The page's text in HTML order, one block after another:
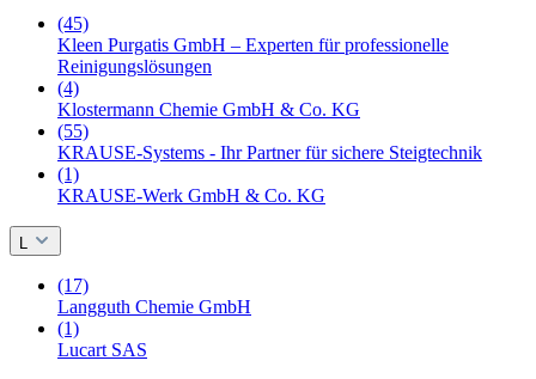
(45)
Kleen Purgatis GmbH – Experten für professionelle
Reinigungslösungen
(4)
Klostermann Chemie GmbH & Co. KG
(55)
KRAUSE-Systems - Ihr Partner für sichere Steigtechnik
(1)
KRAUSE-Werk GmbH & Co. KG
(17)
Langguth Chemie GmbH
(1)
Lucart SAS